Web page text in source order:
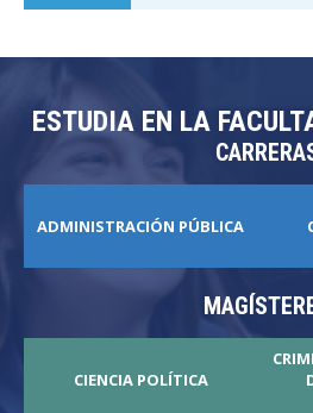
ESTUDIA EN LA
ADMINISTRACIÓN PÚBLICA
CIENCIA POLÍTICA